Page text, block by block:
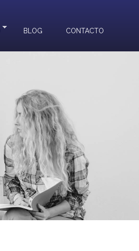
BLOG CONTACTO